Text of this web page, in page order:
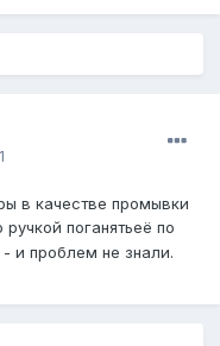
в качестве промывки
поганятьеё по
и проблем не знали.